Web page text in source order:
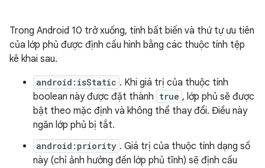
Trong Android 10 trở xuống, tính bất biến và thứ tự ưu tiên
của lớp phủ được định cấu hình bằng các thuộc tính tệp
kê khai sau.
android:isStatic . Khi giá trị của thuộc tính
boolean này được đặt thành true , lớp phủ sẽ được
bật theo mặc định và không thể thay đổi. Điều này
ngăn lớp phủ bị tắt.
android:priority . Giá trị của thuộc tính dạng số
này (chỉ ảnh hưởng đến lớp phủ tĩnh) sẽ định cấu